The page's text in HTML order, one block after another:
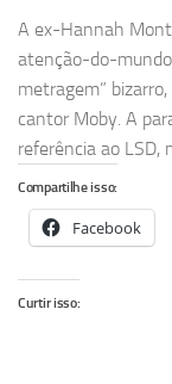
A ex-Hannah
atenção-do-
metragem”
cantor Moby. A
referência ao LSD,
Compartilhe isso:
Facebook
Curtir isso: